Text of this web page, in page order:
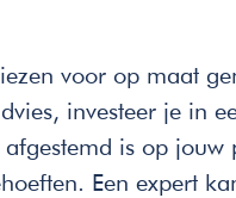
voor op maat
investeer je in
is op jouw
Een expert